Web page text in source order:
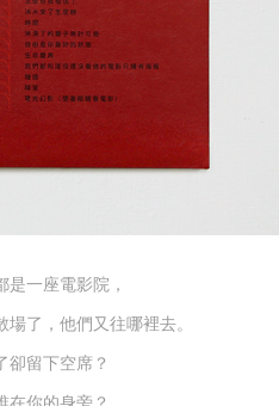
一座電影院，
了，他們又往哪裡去。
卻留下空席？